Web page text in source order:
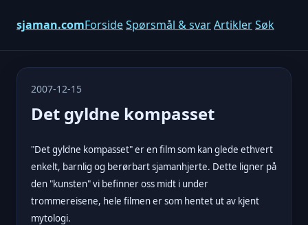
sjaman.comForsideSpørsmål & svarArtiklerSøk
2007-12-15
Det gyldne kompasset
"Det gyldne kompasset" er en film som kan glede ethvert
enkelt, barnlig og berørbart sjamanhjerte. Dette ligner på
den "kunsten" vi befinner oss midt i under
trommereisene, hele filmen er som hentet ut av kjent
mytologi.